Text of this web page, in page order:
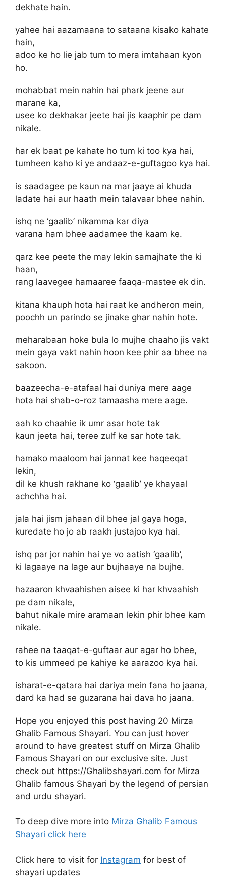
dekhate hain.
yahee hai aazamaana to sataana kisako kahate
hain,
adoo ke ho lie jab tum to mera imtahaan kyon
ho.
mohabbat mein nahin hai phark jeene aur
marane ka,
usee ko dekhakar jeete hai jis kaaphir pe dam
nikale.
har ek baat pe kahate ho tum ki too kya hai,
tumheen kaho ki ye andaaz-e-guftagoo kya hai.
is saadagee pe kaun na mar jaaye ai khuda
ladate hai aur haath mein talavaar bhee nahin.
ishq ne ‘gaalib’ nikamma kar diya
varana ham bhee aadamee the kaam ke.
qarz kee peete the may lekin samajhate the ki
haan,
rang laavegee hamaaree faaqa-mastee ek din.
kitana khauph hota hai raat ke andheron mein,
poochh un parindo se jinake ghar nahin hote.
meharabaan hoke bula lo mujhe chaaho jis vakt
mein gaya vakt nahin hoon kee phir aa bhee na
sakoon.
baazeecha-e-atafaal hai duniya mere aage
hota hai shab-o-roz tamaasha mere aage.
aah ko chaahie ik umr asar hote tak
kaun jeeta hai, teree zulf ke sar hote tak.
hamako maaloom hai jannat kee haqeeqat
lekin,
dil ke khush rakhane ko ‘gaalib’ ye khayaal
achchha hai.
jala hai jism jahaan dil bhee jal gaya hoga,
kuredate ho jo ab raakh justajoo kya hai.
ishq par jor nahin hai ye vo aatish ‘gaalib’,
ki lagaaye na lage aur bujhaaye na bujhe.
hazaaron khvaahishen aisee ki har khvaahish
pe dam nikale,
bahut nikale mire aramaan lekin phir bhee kam
nikale.
rahee na taaqat-e-guftaar aur agar ho bhee,
to kis ummeed pe kahiye ke aarazoo kya hai.
isharat-e-qatara hai dariya mein fana ho jaana,
dard ka had se guzarana hai dava ho jaana.
Hope you enjoyed this post having 20 Mirza
Ghalib Famous Shayari. You can just hover
around to have greatest stuff on Mirza Ghalib
Famous Shayari on our exclusive site. Just
check out https://Ghalibshayari.com for Mirza
Ghalib famous Shayari by the legend of persian
and urdu shayari.
To deep dive more into Mirza Ghalib Famous
Shayari click here
Click here to visit for Instagram for best of
shayari updates